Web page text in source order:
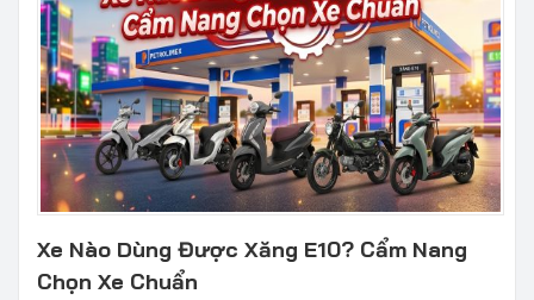
Xe Nào Dùng Được Xăng E10? Cẩm Nang
Chọn Xe Chuẩn